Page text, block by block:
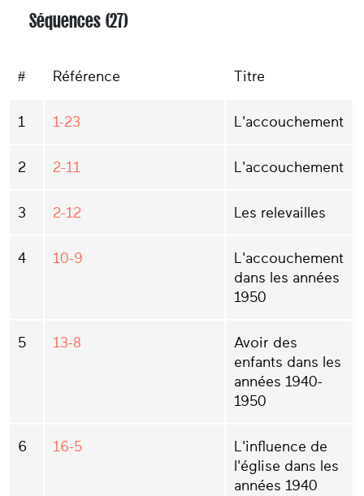
Séquences (27)
# Référence Titre
1 1-23 L'accouchement
2 2-11 L'accouchement
3 2-12 Les relevailles
4 10-9
L'accouchement
dans les années
1950
5 13-8
Avoir des
enfants dans les
années 1940-
1950
6 16-5
L'influence de
l'église dans les
années 1940